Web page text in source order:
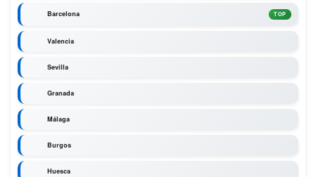
Barcelona TOP
Valencia
Sevilla
Granada
Málaga
Burgos
Huesca